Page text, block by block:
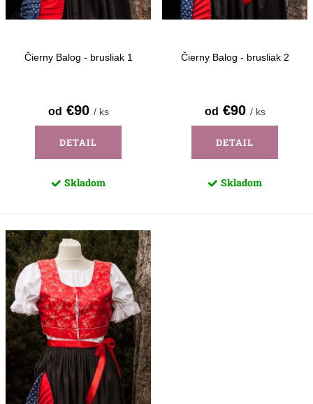
k
Čierny Balog - brusliak 1
od €90 / ks
DETAIL
Skladom
Čierny Balog - brusliak 2
od €90 / ks
DETAIL
Skladom